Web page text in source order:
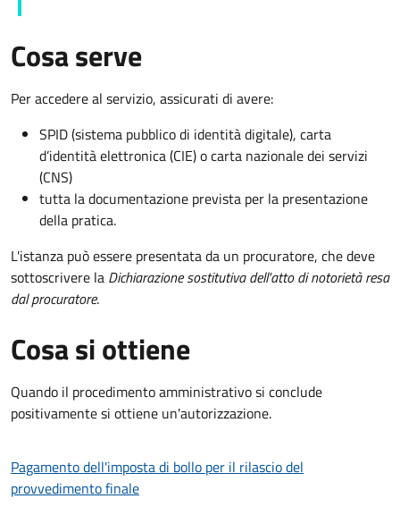
Cosa serve
Per accedere al servizio, assicurati di avere:
SPID (sistema pubblico di identità digitale), carta
d’identità elettronica (CIE) o carta nazionale dei servizi
(CNS)
tutta la documentazione prevista per la presentazione
della pratica.
L'istanza può essere presentata da un procuratore, che deve
sottoscrivere la Dichiarazione sostitutiva dell'atto di notorietà resa
dal procuratore.
Cosa si ottiene
Quando il procedimento amministrativo si conclude
positivamente si ottiene un'autorizzazione.
Pagamento dell'imposta di bollo per il rilascio del
provvedimento finale